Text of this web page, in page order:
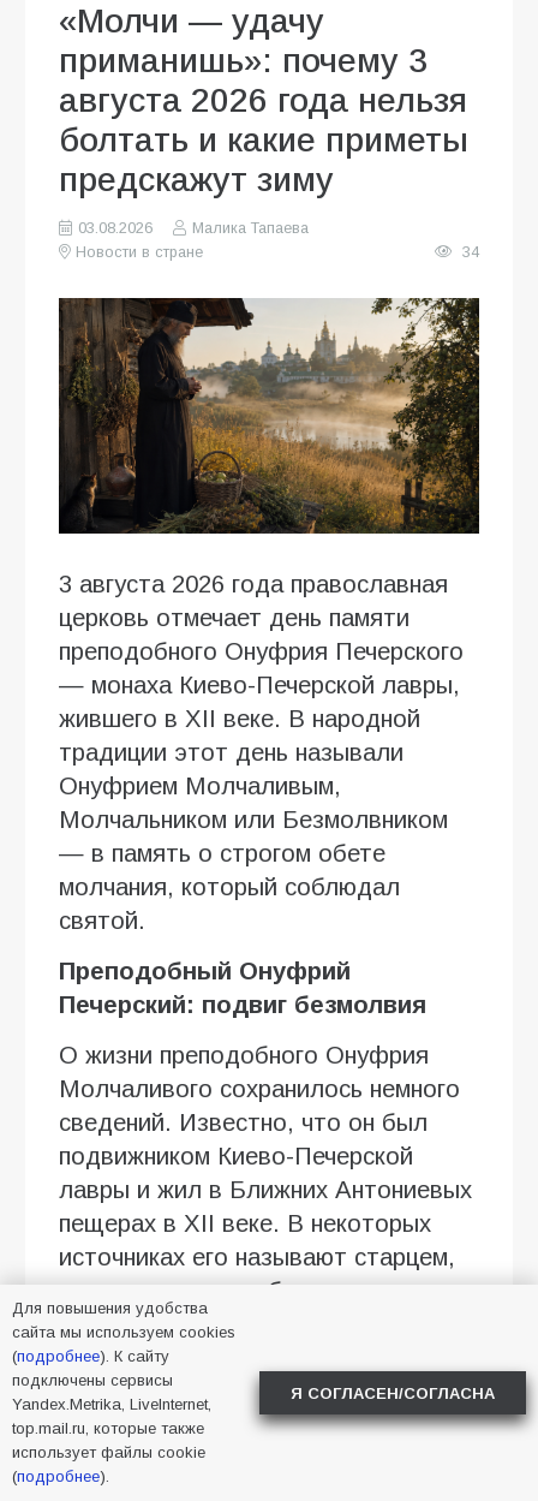
«Молчи — удачу
приманишь»: почему 3
августа 2026 года нельзя
болтать и какие приметы
предскажут зиму
03.08.2026
Малика Тапаева
Новости в стране
34
3 августа 2026 года православная
церковь отмечает день памяти
преподобного Онуфрия Печерского
— монаха Киево-Печерской лавры,
жившего в XII веке. В народной
традиции этот день называли
Онуфрием Молчаливым,
Молчальником или Безмолвником
— в память о строгом обете
молчания, который соблюдал
святой.
Преподобный Онуфрий
Печерский: подвиг безмолвия
О жизни преподобного Онуфрия
Молчаливого сохранилось немного
сведений. Известно, что он был
подвижником Киево-Печерской
лавры и жил в Ближних Антониевых
пещерах в XII веке. В некоторых
источниках его называют старцем,
чудотворцем и любителем
молчания.
Онуфрий прославился своим
строгим подвигом безмолвия и
глубоким благочестием. Его пример
вдохновил народное почитание:
Для повышения удобства
сайта мы используем cookies
(подробнее). К сайту
подключены сервисы
Yandex.Metrika, LiveInternet,
top.mail.ru, которые также
использует файлы cookie
(подробнее).
Я СОГЛАСЕН/СОГЛАСНА